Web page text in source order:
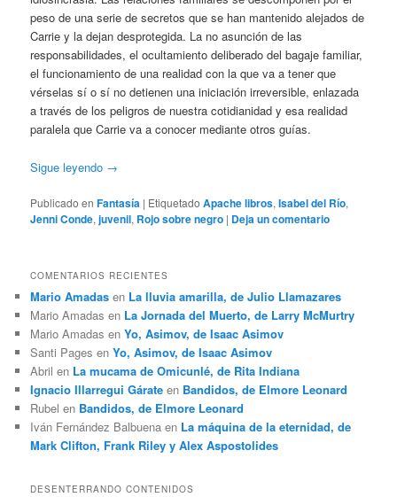
peso de una serie de secretos que se han mantenido alejados de
Carrie y la dejan desprotegida. La no asunción de las
responsabilidades, el ocultamiento deliberado del bagaje familiar,
el funcionamiento de una realidad con la que va a tener que
vérselas sí o sí no detienen una iniciación irreversible, enlazada
a través de los peligros de nuestra cotidianidad y esa realidad
paralela que Carrie va a conocer mediante otros guías.
Sigue leyendo →
Publicado en Fantasía | Etiquetado Apache libros,Isabel del Río,
Jenni Conde,juvenil, Rojo sobre negro | Deja un comentario
COMENTARIOS RECIENTES
Mario Amadas en La lluvia amarilla, de Julio Llamazares
Mario Amadas en La Jornada del Muerto, de Larry McMurtry
Mario Amadas enYo, Asimov, de Isaac Asimov
Santi Pages enYo, Asimov, de Isaac Asimov
Abril en La mucama de Omicunlé, de Rita Indiana
Ignacio Illarregui Gárate en Bandidos, de Elmore Leonard
Rubel en Bandidos, de Elmore Leonard
Iván Fernández Balbuena en La máquina de la eternidad, de
Mark Clifton, Frank Riley y Alex Aspostolides
DESENTERRANDO CONTENIDOS